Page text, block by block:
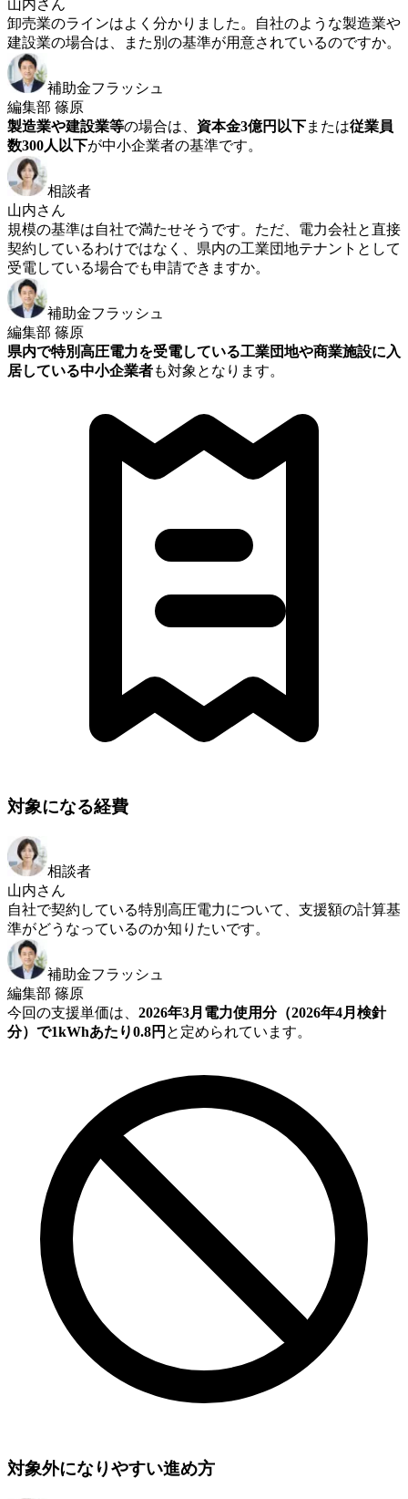
山内さん
卸売業のラインはよく分かりました。自社のような製造業や
建設業の場合は、また別の基準が用意されているのですか。
補助金フラッシュ
編集部 篠原
製造業や建設業等の場合は、 資本金3億円以下または従業員
数300人以下が中小企業者の基準です。
相談者
山内さん
規模の基準は自社で満たせそうです。ただ、電力会社と直接
契約しているわけではなく、県内の工業団地テナントとして
受電している場合でも申請できますか。
補助金フラッシュ
編集部 篠原
県内で特別高圧電力を受電している工業団地や商業施設に入
居している中小企業者も対象となります。
対象になる経費
相談者
山内さん
自社で契約している特別高圧電力について、支援額の計算基
準がどうなっているのか知りたいです。
補助金フラッシュ
編集部 篠原
今回の支援単価は、 2026年3月電力使用分（2026年4月検針
分）で1kWhあたり0.8円 と定められています。
対象外になりやすい進め方